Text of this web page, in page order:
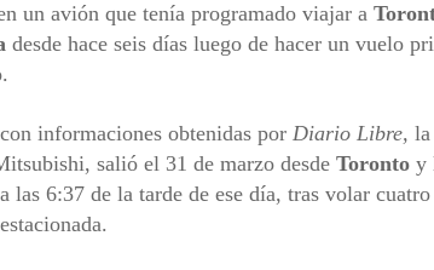
un avión que tenía programado viajar a
desde hace seis días luego de hacer un vuelo
informaciones obtenidas por Diario Libre, la
salió el 31 de marzo desde Toronto y
las 6:37 de la tarde de ese día, tras volar